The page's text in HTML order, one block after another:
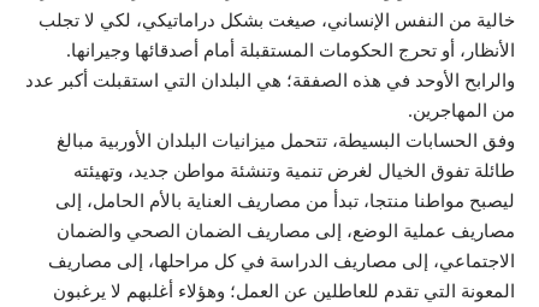
خالية من النفس الإنساني، صيغت بشكل دراماتيكي، لكي لا تجلب
الأنظار، أو تحرج الحكومات المستقبلة أمام أصدقائها وجيرانها.
والرابح الأوحد في هذه الصفقة؛ هي البلدان التي استقبلت أكبر عدد
من المهاجرين.
وفق الحسابات البسيطة، تتحمل ميزانيات البلدان الأوربية مبالغ
طائلة تفوق الخيال لغرض تنمية وتنشئة مواطن جديد، وتهيئته
ليصبح مواطنا منتجا، تبدأ من مصاريف العناية بالأم الحامل، إلى
مصاريف عملية الوضع، إلى مصاريف الضمان الصحي والضمان
الاجتماعي، إلى مصاريف الدراسة في كل مراحلها، إلى مصاريف
المعونة التي تقدم للعاطلين عن العمل؛ وهؤلاء أغلبهم لا يرغبون